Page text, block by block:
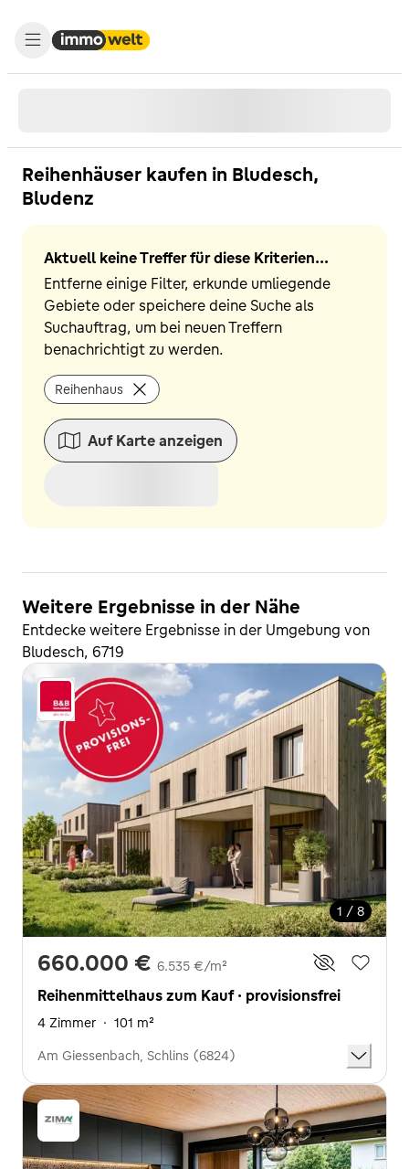
Reihenhäuser kaufen in Bludesch,
Bludenz
Aktuell keine Treffer für diese Kriterien...
Entferne einige Filter, erkunde umliegende
Gebiete oder speichere deine Suche als
Suchauftrag, um bei neuen Treffern
benachrichtigt zu werden.
Reihenhaus
Auf Karte anzeigen
Weitere Ergebnisse in der Nähe
Entdecke weitere Ergebnisse in der Umgebung von
Bludesch, 6719
1 / 8
660.000 € 6.535 €/m²
Reihenmittelhaus zum Kauf · provisionsfrei
4 Zimmer · 101 m²
Am Giessenbach, Schlins (6824)